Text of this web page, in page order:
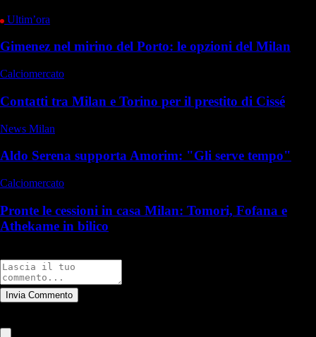
Ultim’ora
Gimenez nel mirino del Porto: le opzioni del Milan
Calciomercato
Contatti tra Milan e Torino per il prestito di Cissé
News Milan
Aldo Serena supporta Amorim: "Gli serve tempo"
Calciomercato
Pronte le cessioni in casa Milan: Tomori, Fofana e
Athekame in bilico
Invia Commento